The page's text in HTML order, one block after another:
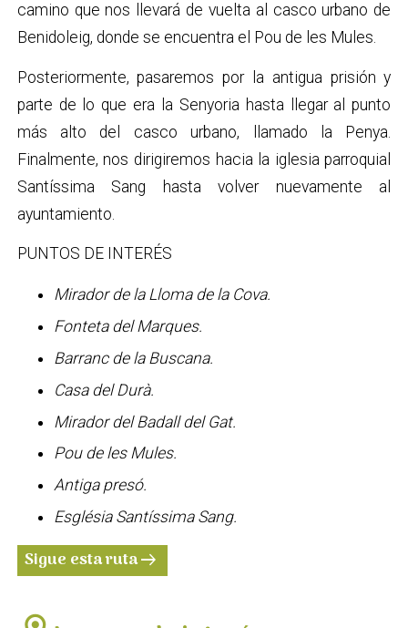
camino que nos llevará de vuelta al casco urbano de
Benidoleig, donde se encuentra el Pou de les Mules.
Posteriormente, pasaremos por la antigua prisión y
parte de lo que era la Senyoria hasta llegar al punto
más alto del casco urbano, llamado
la Penya.
Finalmente, nos dirigiremos hacia la iglesia parroquial
Santíssima Sang hasta volver nuevamente al
ayuntamiento.
PUNTOS DE INTERÉS
Mirador de la Lloma de la Cova.
Fonteta del Marques.
Barranc de la Buscana.
Casa del Durà.
Mirador del Badall del Gat.
Pou de les Mules.
Antiga presó.
Església Santíssima Sang.
Sigue esta rutaarrow_right_alt